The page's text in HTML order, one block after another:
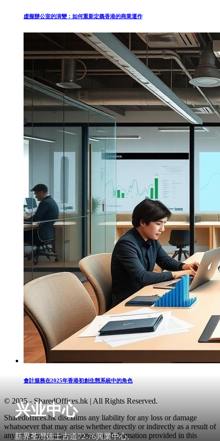
兴业中心
新界荃灣德士古道72-76興業中心,
虛擬辦公室的演變：如何重新定義香港的商業運作
會計服務在2025年香港初創生態系統中的角色
© 2025 - SharedOffices.hk | All Rights Reserved.
Sharedoffices.hk disclaims any liability for any loss or damage
whatsoever that may arise whether directly or indirectly as a result of
any error, inaccuracy or omission. Information provided in this